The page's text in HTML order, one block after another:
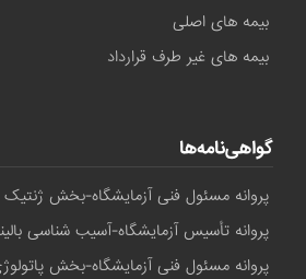
بیمه های اصلی
بیمه های غیر طرف قرارداد
گواهی‌نامه‌ها
پروانه مسئول فنی آزمایشگاه-بخش ژنتیک
پروانه تأسیس آزمایشگاه-آسیب شناسی
پروانه مسئول فنی آزمایشگاه-بخش